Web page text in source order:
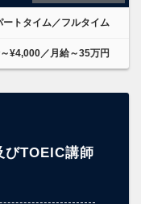
ートタイム／フルタイム
¥4,000／月給～35万円
びTOEIC講師